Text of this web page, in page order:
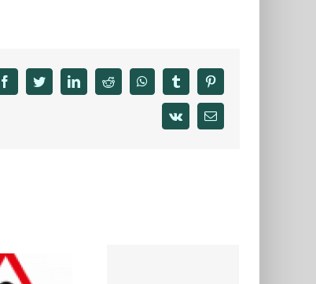
facebooktwitter linkedinreddit whatsapptumblrpinterest
vk Email